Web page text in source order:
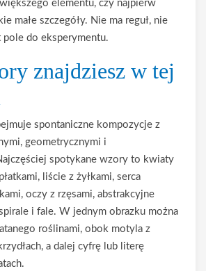
elementu, czy najpierw
małe szczegóły. Nie ma reguł, nie
pole do eksperymentu.
znajdziesz w tej
spontaniczne kompozycje z
geometrycznymi i
spotykane wzory to kwiaty
liście z żyłkami, serca
oczy z rzęsami, abstrakcyjne
i fale. W jednym obrazku można
roślinami, obok motyla z
a dalej cyfrę lub literę